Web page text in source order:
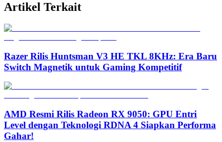
Artikel Terkait
Razer Rilis Huntsman V3 HE TKL 8KHz: Era Baru
Switch Magnetik untuk Gaming Kompetitif
AMD Resmi Rilis Radeon RX 9050: GPU Entri
Level dengan Teknologi RDNA 4 Siapkan Performa
Gahar!